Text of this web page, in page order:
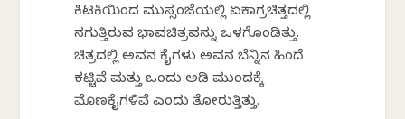
ಕಿಟಕಿಯಿಂದ ಮುಸ್ಸಂಜೆಯಲ್ಲಿ ಏಕಾಗ್ರಚಿತ್ತದಲ್ಲಿ
ನಗುತ್ತಿರುವ ಭಾವಚಿತ್ರವನ್ನು ಒಳಗೊಂಡಿತ್ತು.
ಚಿತ್ರದಲ್ಲಿ ಅವನ ಕೈಗಳು ಅವನ ಬೆನ್ನಿನ ಹಿಂದೆ
ಕಟ್ಟಿವೆ ಮತ್ತು ಒಂದು ಅಡಿ ಮುಂದಕ್ಕೆ
ಮೊಣಕೈಗಳಿವೆ ಎಂದು ತೋರುತ್ತಿತ್ತು.